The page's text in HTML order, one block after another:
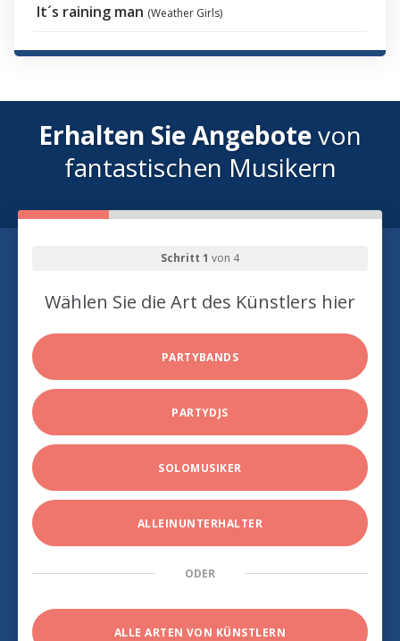
It´s raining man (Weather Girls)
Erhalten Sie Angebotevon
fantastischen Musikern
Schritt 1 von 4
Wählen Sie die Art des Künstlers hier
PARTYBANDS
PARTYDJS
SOLOMUSIKER
ALLEINUNTERHALTER
ODER
ALLE ARTEN VON KÜNSTLERN